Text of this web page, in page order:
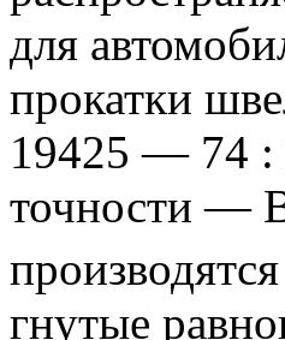
для
прокатки
19425 — 74 :
точности —
гнутые